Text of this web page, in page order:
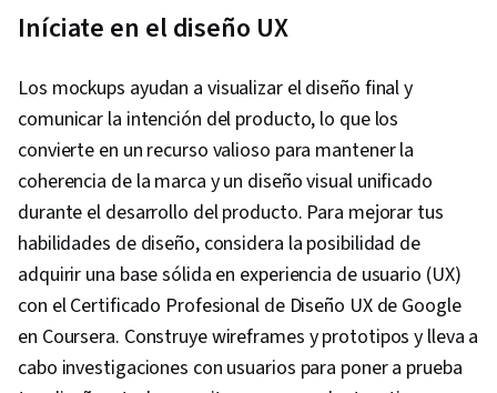
Iníciate en el diseño UX
Los mockups ayudan a visualizar el diseño final y
comunicar la intención del producto, lo que los
convierte en un recurso valioso para mantener la
coherencia de la marca y un diseño visual unificado
durante el desarrollo del producto. Para mejorar tus
habilidades de diseño, considera la posibilidad de
adquirir una base sólida en experiencia de usuario (UX)
con el Certificado Profesional de Diseño UX de Google
en Coursera. Construye wireframes y prototipos y lleva a
cabo investigaciones con usuarios para poner a prueba